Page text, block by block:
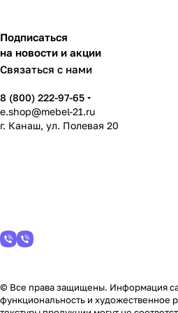
Подписаться
на новости и акции
Связаться с нами
8 (800) 222-97-65
e.shop@mebel-21.ru
г. Канаш, ул. Полевая 20
© Все права защищены. Информация
функциональность и художественное